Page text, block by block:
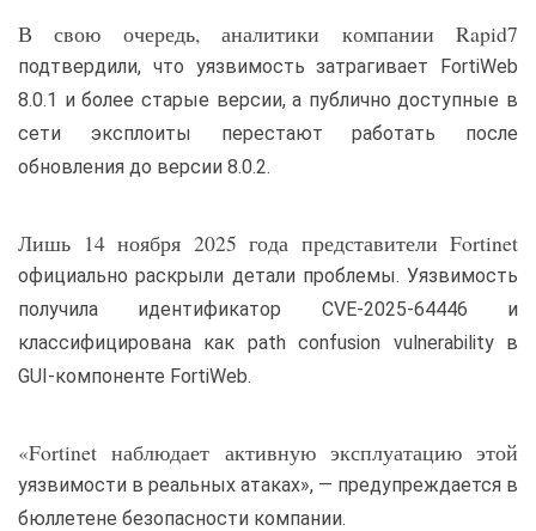
В свою очередь, аналитики компании Rapid7
подтвердили, что уязвимость затрагивает FortiWeb
8.0.1 и более старые версии, а публично доступные в
сети эксплоиты перестают работать после
обновления до версии 8.0.2.
Лишь 14 ноября 2025 года представители Fortinet
официально раскрыли детали проблемы. Уязвимость
получила идентификатор CVE-2025-64446 и
классифицирована как path confusion vulnerability в
GUI-компоненте FortiWeb.
«Fortinet наблюдает активную эксплуатацию этой
уязвимости в реальных атаках», — предупреждается в
бюллетене безопасности компании.